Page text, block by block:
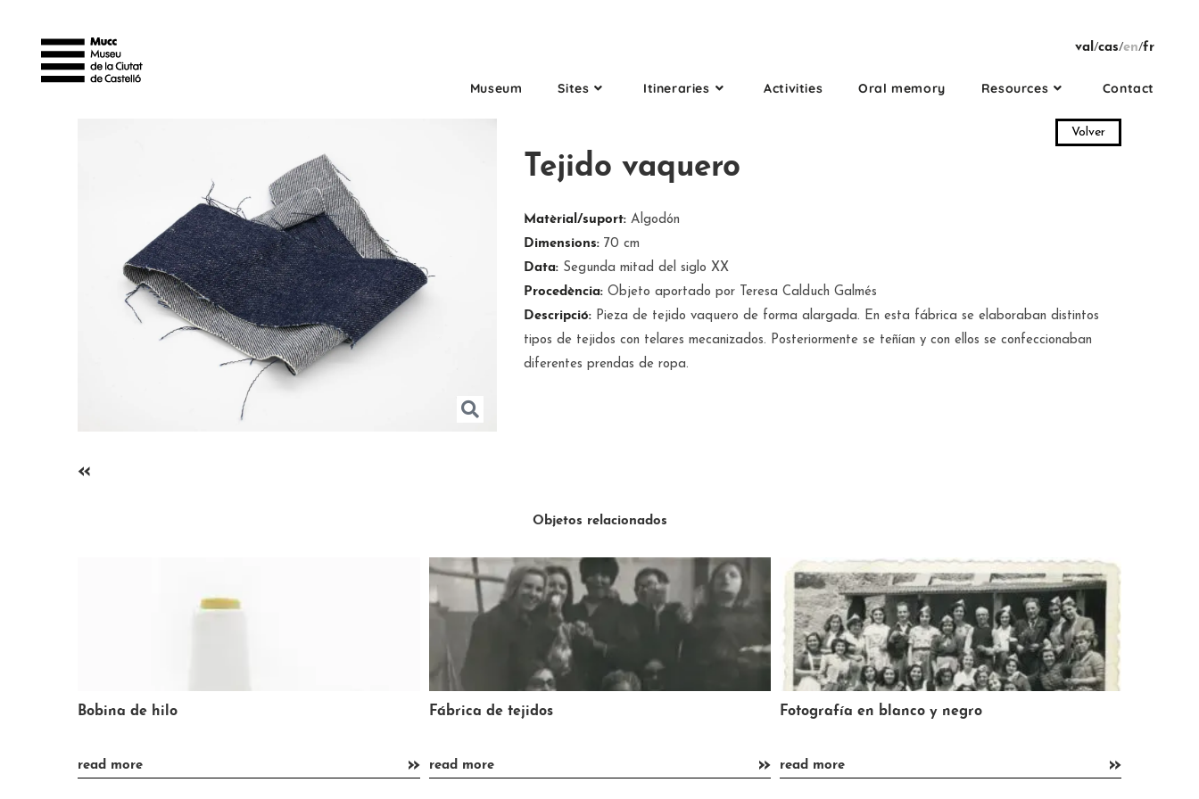
val/cas/en/fr
Museum Sites Itineraries Activities Oral memory Resources Contact
Volver
Tejido vaquero
Matèrial/suport: Algodón
Dimensions: 70 cm
Data: Segunda mitad del siglo XX
Procedència: Objeto aportado por Teresa Calduch Galmés
Descripció: Pieza de tejido vaquero de forma alargada. En esta fábrica se elaboraban distintos
tipos de tejidos con telares mecanizados. Posteriormente se teñían y con ellos se confeccionaban
diferentes prendas de ropa.
«
Objetos relacionados
Fotografía en blanco y negro Fotografía en blanco y negro